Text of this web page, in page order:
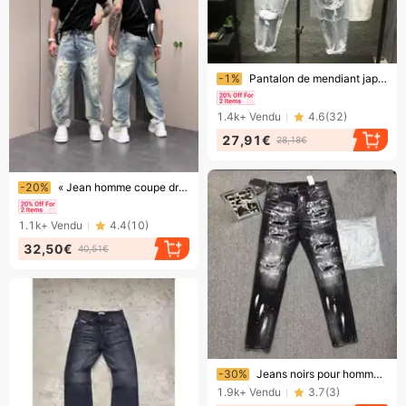
Bientôt la fin !
-1% Pantalon de mendiant japonais ample et déchiré, délavé et délavé, tendance, neuf points, pour homme
1.4k+ Vendu 4.6(32)
27,91€ 28,18€
Bientôt la fin !
-20% « Jean homme coupe droite délavé – Denim bleu vintage avec détails déchirés, style tendance Instagram (Tailles M-XXXL) »
1.1k+ Vendu 4.4(10)
32,50€ 40,51€
Bientôt la fin !
-30%
Jeans noirs pour homme, coupe slim élastique, jeans déchirés tendance
1.9k+ Vendu 3.7(3)